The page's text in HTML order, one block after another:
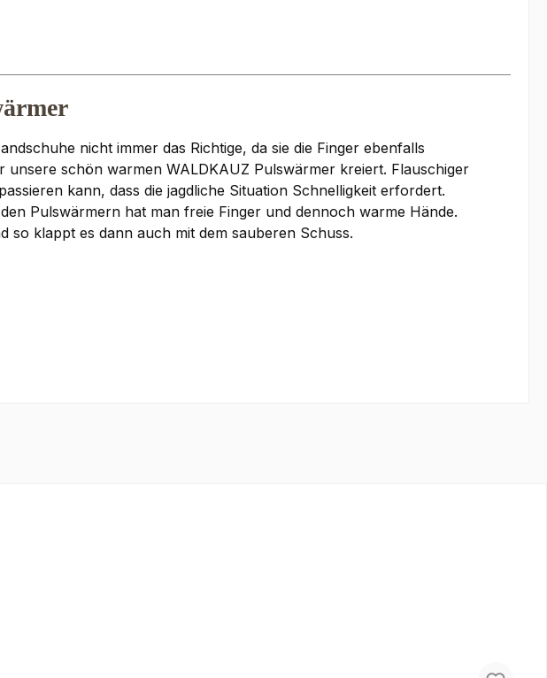
nicht immer das Richtige, da sie die Finger ebenfalls
schön warmen WALDKAUZ Pulswärmer kreiert. Flauschiger
kann, dass die jagdliche Situation Schnelligkeit erfordert.
Pulswärmern hat man freie Finger und dennoch warme Hände.
so klappt es dann auch mit dem sauberen Schuss.